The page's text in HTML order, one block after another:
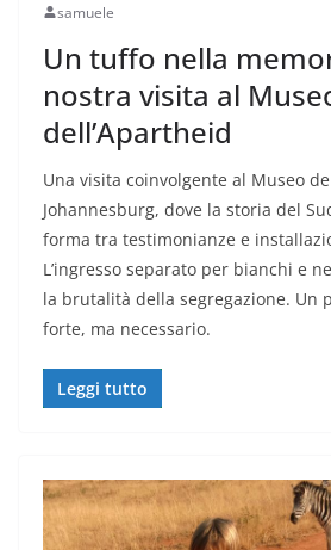
samuele
Un tuffo nella
nostra visita al
dell’Apartheid
Una visita coinvolgente al Museo
Johannesburg, dove la storia del
forma tra testimonianze e
L’ingresso separato per bianchi e
la brutalità della segregazione. Un
forte, ma necessario.
Leggi tutto